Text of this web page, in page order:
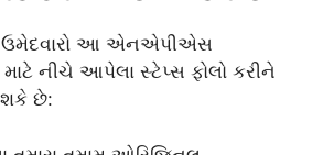
ઉમેદવારો આ એનએપીએસ
નીચે આપેલા સ્ટેપ્સ ફોલો કરીને
છે: